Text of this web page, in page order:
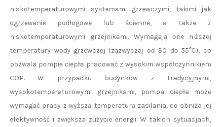
niskotemperaturowymi systemami grzewczymi, takimi jak
ogrzewanie podłogowe lub ścienne, a także z
niskotemperaturowymi grzejnikami. Wymagają one niższej
temperatury wody grzewczej (zazwyczaj od 30 do 55°C), co
pozwala pompie ciepła pracować z wysokim współczynnikiem
COP. W przypadku budynków z tradycyjnymi,
wysokotemperaturowymi grzejnikami, pompa ciepła może
wymagać pracy z wyższą temperaturą zasilania, co obniża jej
efektywność i zwiększa zużycie energii. W takich sytuacjach,